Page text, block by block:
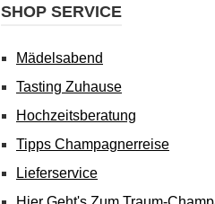
SHOP SERVICE
Mädelsabend
Tasting Zuhause
Hochzeitsberatung
Tipps Champagnerreise
Lieferservice